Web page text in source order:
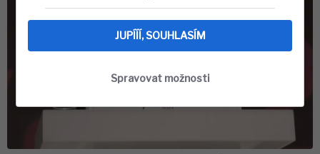
JUPÍÍÍ, SOUHLASÍM
Spravovat možnosti